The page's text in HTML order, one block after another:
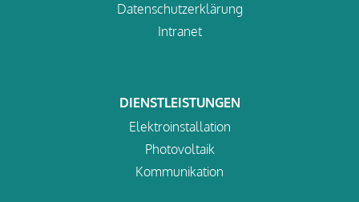
Datenschutzerklärung
Intranet
DIENSTLEISTUNGEN
Elektroinstallation
Photovoltaik
Kommunikation